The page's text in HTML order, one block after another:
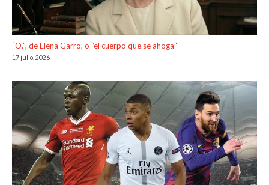
“O.”, de Elena Garro, o “el cuerpo que se ahoga”
17 julio, 2026